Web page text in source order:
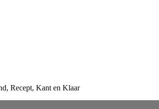
Recept, Kant en Klaar